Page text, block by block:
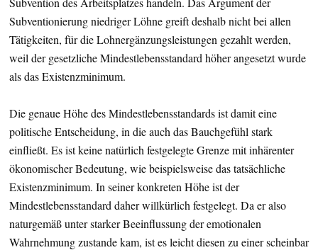
Subventionierung niedriger Löhne greift deshalb nicht bei allen
Tätigkeiten, für die Lohnergänzungsleistungen gezahlt werden,
weil der gesetzliche Mindestlebensstandard höher angesetzt wurde
als das Existenzminimum.
Die genaue Höhe des Mindestlebensstandards ist damit eine
politische Entscheidung, in die auch das Bauchgefühl stark
einfließt. Es ist keine natürlich festgelegte Grenze mit inhärenter
ökonomischer Bedeutung, wie beispielsweise das tatsächliche
Existenzminimum. In seiner konkreten Höhe ist der
Mindestlebensstandard daher willkürlich festgelegt. Da er also
naturgemäß unter starker Beeinflussung der emotionalen
Wahrnehmung zustande kam, ist es leicht diesen zu einer scheinbar